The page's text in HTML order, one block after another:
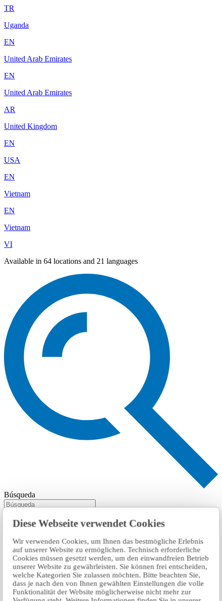
Diese Webseite verwendet Cookies
Wir verwenden Cookies, um Ihnen das bestmögliche Erlebnis
auf unserer Website zu ermöglichen. Technisch erforderliche
Cookies müssen gesetzt werden, um den einwandfreien Betrieb
unserer Website zu gewährleisten. Sie können frei entscheiden,
welche Kategorien Sie zulassen möchten. Bitte beachten Sie,
dass je nach den von Ihnen gewählten Einstellungen die volle
Funktionalität der Website möglicherweise nicht mehr zur
TR
Uganda
EN
United Arab Emirates
EN
United Arab Emirates
AR
United Kingdom
EN
USA
EN
Vietnam
EN
Vietnam
VI
Available in 64 locations and 21 languages
Búsqueda